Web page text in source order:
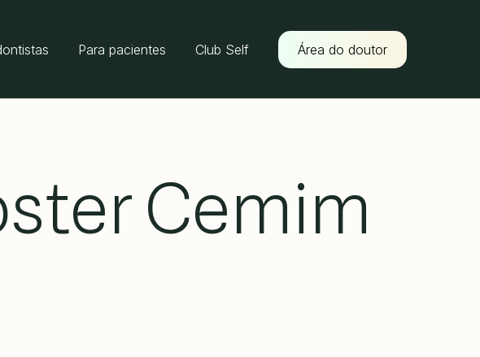
Para pacientes Club Self Área do doutor
Cemim